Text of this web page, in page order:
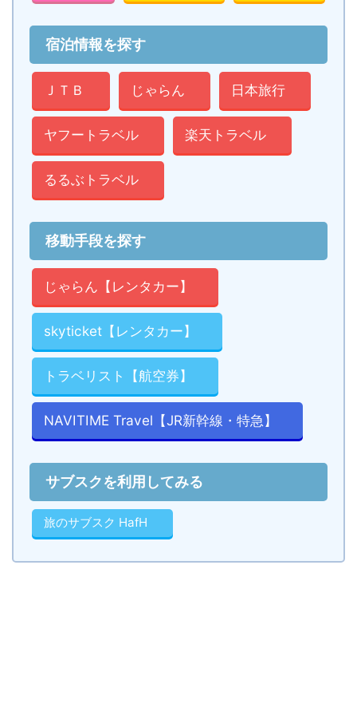
宿泊情報を探す
ＪＴＢ じゃらん 日本旅行
ヤフートラベル 楽天トラベル
るるぶトラベル
移動手段を探す
じゃらん【レンタカー】
skyticket【レンタカー】
トラベリスト【航空券】
NAVITIME Travel【JR新幹線・特急】
サブスクを利用してみる
旅のサブスク HafH